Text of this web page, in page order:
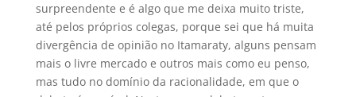
surpreendente e é algo que me deixa muito triste,
até pelos próprios colegas, porque sei que há muita
divergência de opinião no Itamaraty, alguns pensam
mais o livre mercado e outros mais como eu penso,
mas tudo no domínio da racionalidade, em que o